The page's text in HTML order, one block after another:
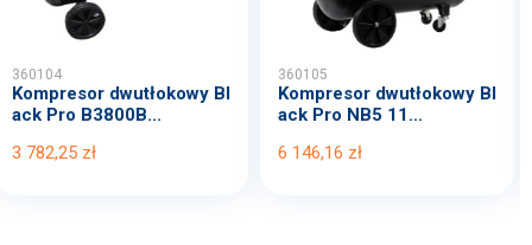
360104
Kompresor dwutłokowy Bl
ack Pro B3800B...
3 782,25 zł
360105
Kompresor dwutłokowy Bl
ack Pro NB5 11...
6 146,16 zł